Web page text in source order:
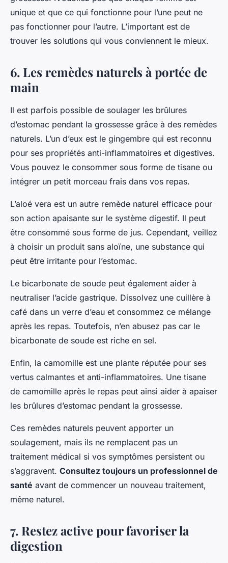
unique et que ce qui fonctionne pour l’une peut ne
pas fonctionner pour l’autre. L’important est de
trouver les solutions qui vous conviennent le mieux.
6. Les remèdes naturels à portée de
main
Il est parfois possible de soulager les brûlures
d’estomac pendant la grossesse grâce à des remèdes
naturels. L’un d’eux est le gingembre qui est reconnu
pour ses propriétés anti-inflammatoires et digestives.
Vous pouvez le consommer sous forme de tisane ou
intégrer un petit morceau frais dans vos repas.
L’aloé vera est un autre remède naturel efficace pour
son action apaisante sur le système digestif. Il peut
être consommé sous forme de jus. Cependant, veillez
à choisir un produit sans aloïne, une substance qui
peut être irritante pour l’estomac.
Le bicarbonate de soude peut également aider à
neutraliser l’acide gastrique. Dissolvez une cuillère à
café dans un verre d’eau et consommez ce mélange
après les repas. Toutefois, n’en abusez pas car le
bicarbonate de soude est riche en sel.
Enfin, la camomille est une plante réputée pour ses
vertus calmantes et anti-inflammatoires. Une tisane
de camomille après le repas peut ainsi aider à apaiser
les brûlures d’estomac pendant la grossesse.
Ces remèdes naturels peuvent apporter un
soulagement, mais ils ne remplacent pas un
traitement médical si vos symptômes persistent ou
s’aggravent. Consultez toujours un professionnel de
santé avant de commencer un nouveau traitement,
même naturel.
7. Restez active pour favoriser la
digestion